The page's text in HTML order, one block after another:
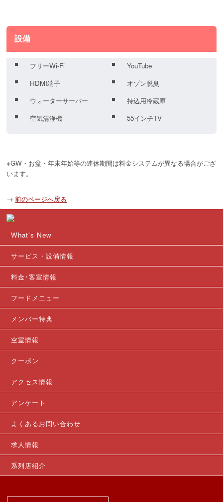
設備
フリーWi-Fi
YouTube
HDMI端子
オゾン脱臭
ウォーターサーバー
持込用冷蔵庫
空気清浄機
55インチTV
※GW・お盆・年末年始等の連休期間は料金システムが異なる場合がござ
います。
→ 前のページへ戻る
What's New
サービス・設備情報
料金･客室情報
フードメニュー
メンバー特典
空室情報
クーポン
アクセス情報
アンケート
よくあるお問い合わせ
求人情報
系列店紹介